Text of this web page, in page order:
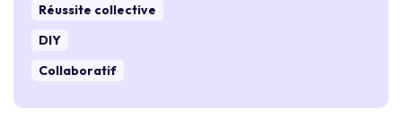
Réussite collective
DIY
Collaboratif